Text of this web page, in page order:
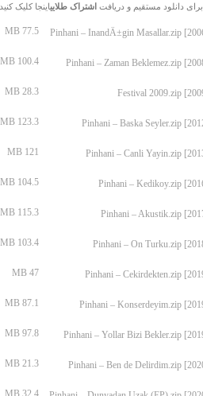
برای دانلود مستقیم و دریافت اشتراک طلاییاینجا کلیک کنید
77.5 MB
100.4 MB
28.3 MB
123.3 MB
121 MB
104.5 MB
115.3 MB
103.4 MB
47 MB
87.1 MB
97.8 MB
21.3 MB
32.4 MB